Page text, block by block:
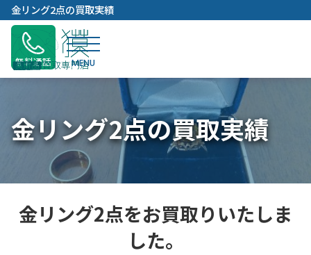
容
キ
ッ
プ
金リング2点の買取実績
無料通話
金リング2点の買取実績
金リング2点をお買取りいたしま
した。